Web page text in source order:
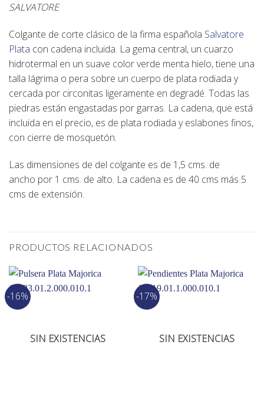
SALVATORE
Colgante de corte clásico de la firma española Salvatore
Plata con cadena incluida. La gema central, un cuarzo
hidrotermal en un suave colorverde menta hielo, tiene una
talla lágrima o pera sobre un cuerpo de plata rodiada y
cercada por circonitas ligeramente en degradé. Todas las
piedras están engastadas por garras. La cadena, que está
incluida en el precio, es de plata rodiada y eslabones finos,
con cierre de mosquetón.
Las dimensiones de del colgante es de 1,5 cms. de
ancho por 1 cms. de alto. La cadena es de 40 cms más 5
cms de extensión.
PRODUCTOS RELACIONADOS
-16%
SIN EXISTENCIAS
-17%
SIN EXISTENCIAS